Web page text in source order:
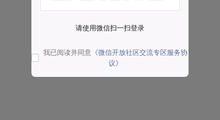
请使用微信扫一扫登录
我已阅读并同意 《微信开放社区交流专区服务协
议》